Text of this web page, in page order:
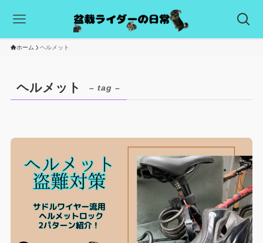
ホーム ヘルメット
ヘルメット – tag –